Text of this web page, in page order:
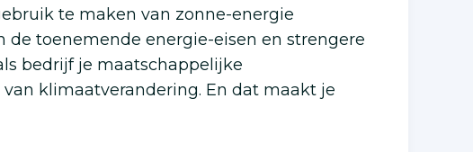
te maken van zonne-energie
toenemende energie-eisen en strengere
bedrijf je maatschappelijke
klimaatverandering. En dat maakt je